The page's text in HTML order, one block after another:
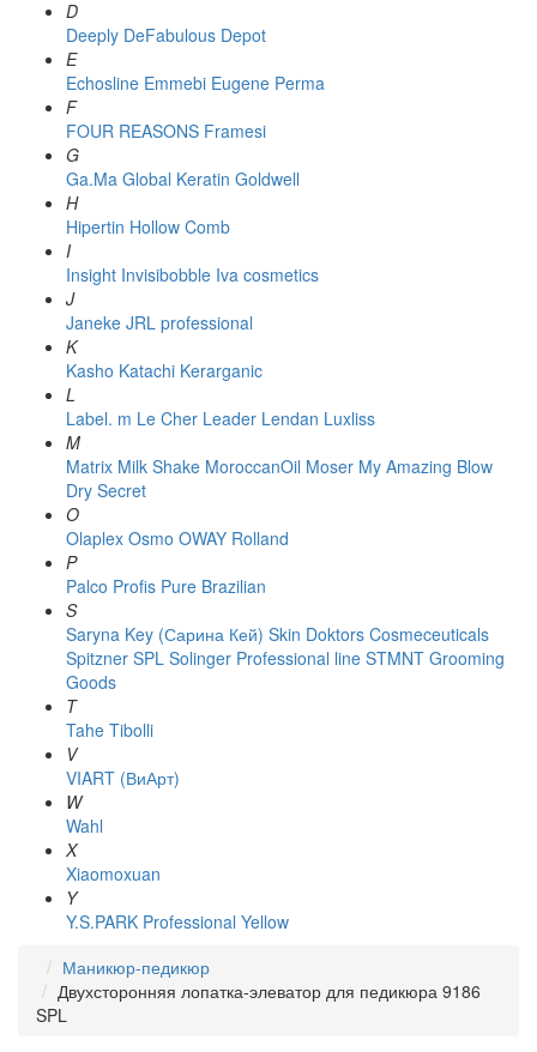
D
Deeply DeFabulous Depot
E
Echosline Emmebi Eugene Perma
F
FOUR REASONS Framesi
G
Ga.Ma Global Keratin Goldwell
H
Hipertin Hollow Comb
I
Insight Invisibobble Iva cosmetics
J
Janeke JRL professional
K
Kasho Katachi Kerarganic
L
Label. m Le Cher Leader Lendan Luxliss
M
Matrix Milk Shake MoroccanOil Moser My Amazing Blow
Dry Secret
O
Olaplex Osmo OWAY Rolland
P
Palco Profis Pure Brazilian
S
Saryna Key (Сарина Кей) Skin Doktors Cosmeceuticals
Spitzner SPL Solinger Professional line STMNT Grooming
Goods
T
Tahe Tibolli
V
VIART (ВиАрт)
W
Wahl
X
Xiaomoxuan
Y
Y.S.PARK Professional Yellow
Маникюр-педикюр
Двухсторонняя лопатка-элеватор для педикюра 9186
SPL